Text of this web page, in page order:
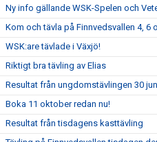
Ny info gällande WSK-Spelen och
Kom och tävla på Finnvedsvallen 4, 6
WSK:are tävlade i Växjö!
Riktigt bra tävling av Elias
Resultat från ungdomstävlingen 30
Boka 11 oktober redan nu!
Resultat från tisdagens kasttävling